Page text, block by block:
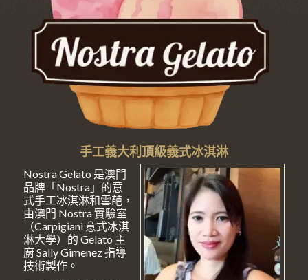
手工義大利頂級義式冰淇淋
Nostra Gelato 是澳門
品牌「Nostra」的意
式手工冰淇淋和雪葩，
由澳門 Nostra 實驗室
（Carpigiani 意式冰淇
淋大學）的 Gelato 主
廚 Sally Gimenez 指導
技術製作。